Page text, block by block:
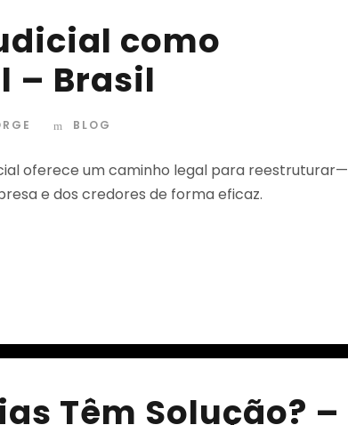
como
– Brasil
BLOG
oferece um caminho legal para reestruturar—
e dos credores de forma eficaz.
Têm Solução? –